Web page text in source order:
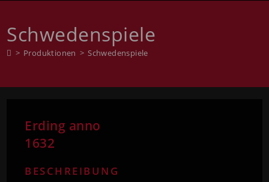
Schwedenspiele
> Produktionen > Schwedenspiele
Erding anno
1632
BESCHREIBUNG